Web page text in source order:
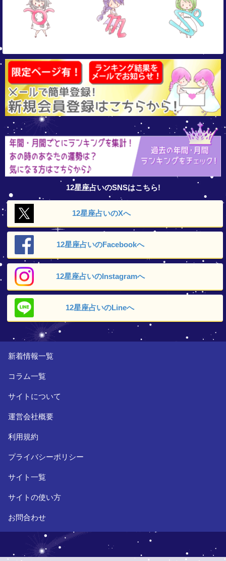
12星座占いのSNSはこちら!
12星座占いのXへ
12星座占いのFacebookへ
12星座占いのInstagramへ
12星座占いのLineへ
新着情報一覧
コラム一覧
サイトについて
運営会社概要
利用規約
プライバシーポリシー
サイト一覧
サイトの使い方
お問合わせ